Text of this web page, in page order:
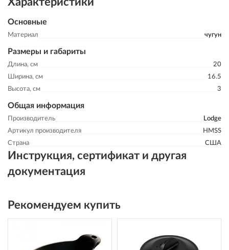
Основные
Материал чугун
Размеры и габариты
Длина, см
20
Ширина, см
16.5
Высота, см
3
Общая информация
Производитель
Lodge
Артикул производителя
HMSS
Страна
США
Инструкция, сертификат и другая
документация
Рекомендуем купить